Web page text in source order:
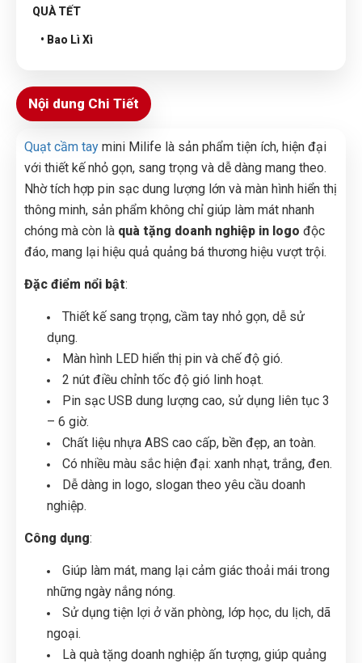
QUÀ TẾT
• Bao Lì Xì
Nội dung Chi Tiết
Quạt cầm tay mini Milife là sản phẩm tiện ích, hiện đại
với thiết kế nhỏ gọn, sang trọng và dễ dàng mang theo.
Nhờ tích hợp pin sạc dung lượng lớn và màn hình hiển thị
thông minh, sản phẩm không chỉ giúp làm mát nhanh
chóng mà còn là quà tặng doanh nghiệp in logo độc
đáo, mang lại hiệu quả quảng bá thương hiệu vượt trội.
Đặc điểm nổi bật:
Thiết kế sang trọng, cầm tay nhỏ gọn, dễ sử
dụng.
Màn hình LED hiển thị pin và chế độ gió.
2 nút điều chỉnh tốc độ gió linh hoạt.
Pin sạc USB dung lượng cao, sử dụng liên tục 3
– 6 giờ.
Chất liệu nhựa ABS cao cấp, bền đẹp, an toàn.
Có nhiều màu sắc hiện đại: xanh nhạt, trắng, đen.
Dễ dàng in logo, slogan theo yêu cầu doanh
nghiệp.
Công dụng:
Giúp làm mát, mang lại cảm giác thoải mái trong
những ngày nắng nóng.
Sử dụng tiện lợi ở văn phòng, lớp học, du lịch, dã
ngoại.
Là quà tặng doanh nghiệp ấn tượng, giúp quảng